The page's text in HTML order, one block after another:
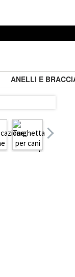
ANELLI E